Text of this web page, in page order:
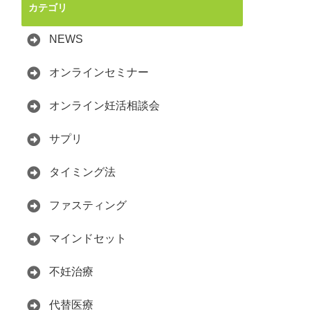
カテゴリ
NEWS
オンラインセミナー
オンライン妊活相談会
サプリ
タイミング法
ファスティング
マインドセット
不妊治療
代替医療